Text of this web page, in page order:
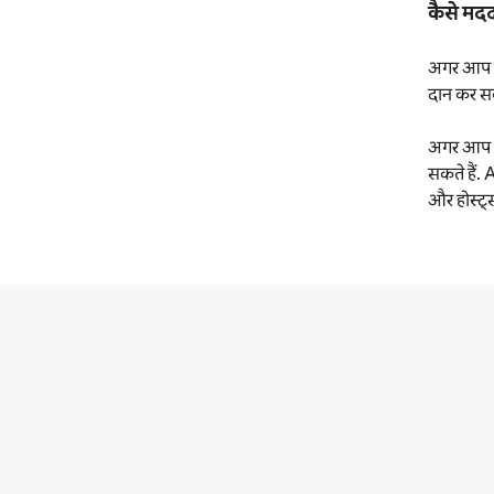
कैसे
अगर आप
दान कर
अगर आप
सकते हैं.
और